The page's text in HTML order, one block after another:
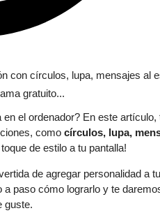
el ordenador? En este
comocírculos, lupa,
de estilo a tu pantalla!
de agregar personalidad a
paso cómo lograrlo y te
guste.